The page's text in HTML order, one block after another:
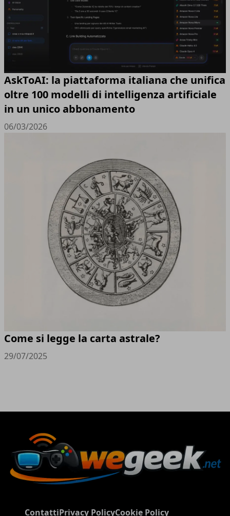
AskToAI: la piattaforma italiana che unifica
oltre 100 modelli di intelligenza artificiale
in un unico abbonamento
06/03/2026
Come si legge la carta astrale?
29/07/2025
ContattiPrivacy PolicyCookie Policy